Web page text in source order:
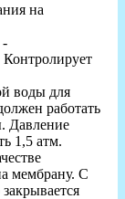
на
-
Контролирует
воды для
работать
Давление
1,5 атм.
мембрану. С